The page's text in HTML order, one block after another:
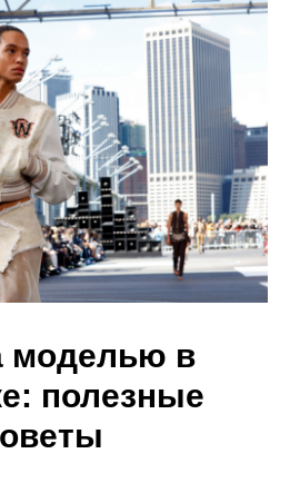
моделью в
полезные
режиссер